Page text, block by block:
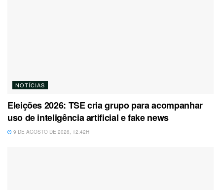
NOTÍCIAS
Eleições 2026: TSE cria grupo para acompanhar
uso de inteligência artificial e fake news
9 DE AGOSTO DE 2026, 12:42H